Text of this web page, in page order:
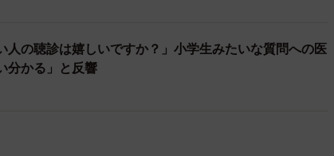
人の聴診は嬉しいですか？」小学生みたいな質問への医
分かる」と反響